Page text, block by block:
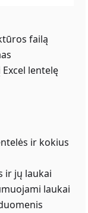
failą
lentelę
ir kokius
ir jų laukai
laukai